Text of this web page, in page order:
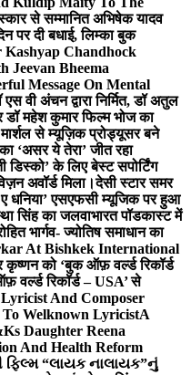
से सम्मानित अभिषेक यादव
पर दी बधाई, लिम्का बुक
Kashyap Chandhock
Jeevan Bheema
Message On Mental
एस वी अंचन द्वारा निर्मित, डॉ अतुल
डॉ महेश कुमार फिल्म भोज का
से म्यूज़िक प्रोड्यूसर बने
‘असर ये तेरा’ जीत रहा
डिस्को’ के लिए बेस्ट सपोर्टिंग
अवॉर्ड मिला।देसी स्टार समर
ए धनिया’ एसएफसी म्यूजिक पर हुआ
सिंह का जलवाभारत पॉडकास्ट में
भार्गव- ज्योतिष समाधान का
At Bishkek International
कृष्णन को ‘बुक ऑफ़ वर्ल्ड रिकॉर्ड
वर्ल्ड रिकॉर्ड – USA’ से
And Composer
Welknown LyricistA
Daughter Reena
And Health Reform
“લાયક નાલાયક”નું